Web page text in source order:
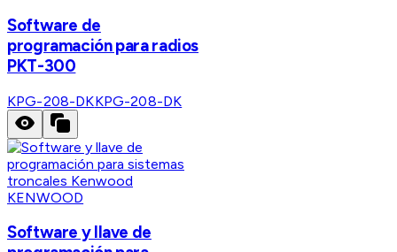
Software de
programación para radios
PKT-300
KPG-208-DKKPG-208-DK
KENWOOD
Software y llave de